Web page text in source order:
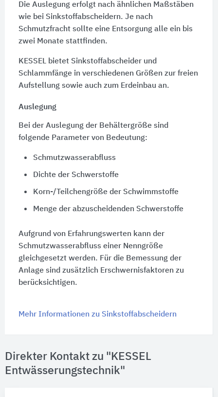
Die Auslegung erfolgt nach ähnlichen Maßstäben
wie bei Sinkstoffabscheidern. Je nach
Schmutzfracht sollte eine Entsorgung alle ein bis
zwei Monate stattfinden.
KESSEL bietet Sinkstoffabscheider und
Schlammfänge in verschiedenen Größen zur freien
Aufstellung sowie auch zum Erdeinbau an.
Auslegung
Bei der Auslegung der Behältergröße sind
folgende Parameter von Bedeutung:
Schmutzwasserabfluss
Dichte der Schwerstoffe
Korn-/Teilchengröße der Schwimmstoffe
Menge der abzuscheidenden Schwerstoffe
Aufgrund von Erfahrungswerten kann der
Schmutzwasserabfluss einer Nenngröße
gleichgesetzt werden. Für die Bemessung der
Anlage sind zusätzlich Erschwernisfaktoren zu
berücksichtigen.
Mehr Informationen zu Sinkstoffabscheidern
Direkter Kontakt zu "KESSEL
Entwässerungstechnik"